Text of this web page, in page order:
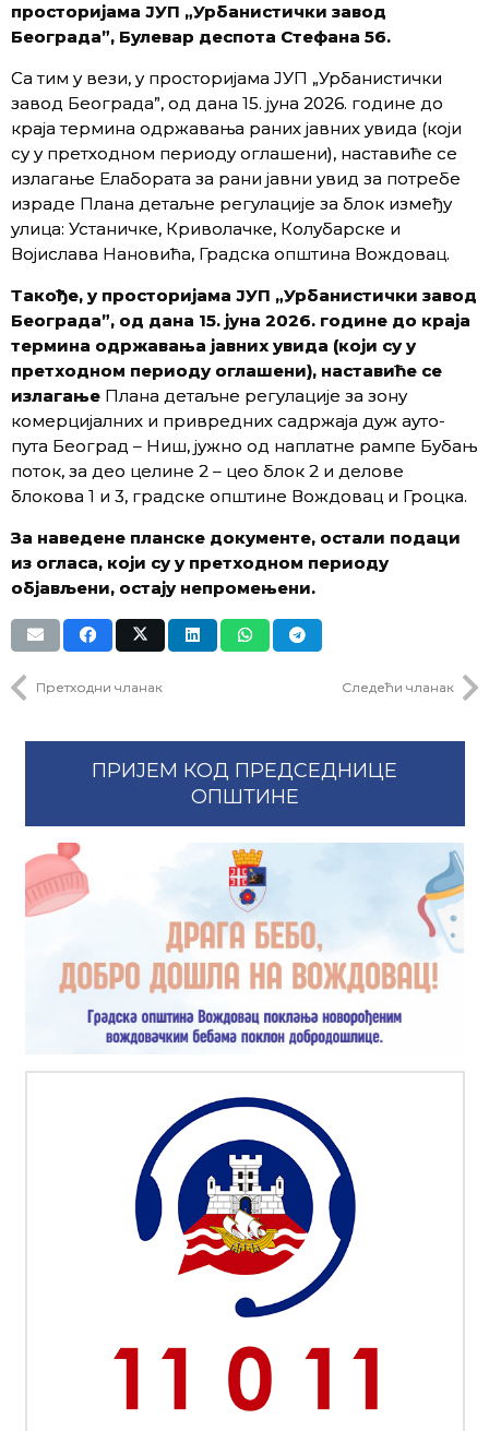
просторијама ЈУП „Урбанистички завод
Београда”, Булевар деспота Стефана 56.
Са тим у вези, у просторијама ЈУП „Урбанистички
завод Београда”, од дана 15. јуна 2026. године до
краја термина одржавања раних јавних увида (који
су у претходном периоду оглашени), наставиће се
излагање Елабората за рани јавни увид за потребе
израде Плана детаљне регулације за блок између
улица: Устаничке, Криволачке, Колубарске и
Војислава Нановића, Градска општина Вождовац.
Такође, у просторијама ЈУП „Урбанистички завод
Београда”, од дана 15. јуна 2026. године до краја
термина одржавања јавних увида (који су у
претходном периоду оглашени), наставиће се
излагање Плана детаљне регулације за зону
комерцијалних и привредних садржаја дуж ауто-
пута Београд – Ниш, јужно од наплатне рампе Бубањ
поток, за део целине 2 – цео блок 2 и делове
блокова 1 и 3, градске општине Вождовац и Гроцка.
За наведене планске документе, остали подаци
из огласа, који су у претходном периоду
објављени, остају непромењени.
Претходни чланак Следећи чланак
ПРИЈЕМ КОД ПРЕДСЕДНИЦЕ
ОПШТИНЕ